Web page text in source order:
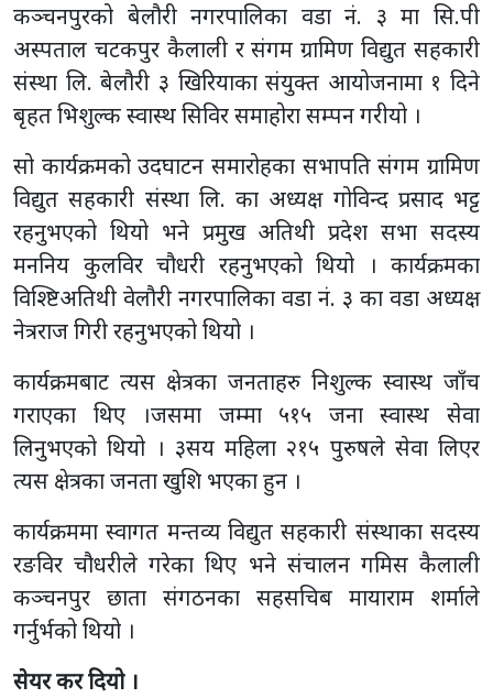
कञ्चनपुरको बेलौरी नगरपालिका वडा नं. ३ मा सि.पी
अस्पताल चटकपुर कैलाली र संगम ग्रामिण विद्युत सहकारी
संस्था लि. बेलौरी ३ खिरियाका संयुक्त आयोजनामा १ दिने
बृहत भिशुल्क स्वास्थ सिविर समाहोरा सम्पन गरीयो ।
सो कार्यक्रमको उदघाटन समारोहका सभापति संगम ग्रामिण
विद्युत सहकारी संस्था लि. का अध्यक्ष गोविन्द प्रसाद भट्ट
रहनुभएको थियो भने प्रमुख अतिथी प्रदेश सभा सदस्य
मननिय कुलविर चौधरी रहनुभएको थियो । कार्यक्रमका
विश्ष्टिअतिथी वेलौरी नगरपालिका वडा नं. ३ का वडा अध्यक्ष
नेत्रराज गिरी रहनुभएको थियो ।
कार्यक्रमबाट त्यस क्षेत्रका जनताहरु निशुल्क स्वास्थ जाँच
गराएका थिए ।जसमा जम्मा ५१५ जना स्वास्थ सेवा
लिनुभएको थियो । ३सय महिला २१५ पुरुषले सेवा लिएर
त्यस क्षेत्रका जनता खुशि भएका हुन ।
कार्यक्रममा स्वागत मन्तव्य विद्युत सहकारी संस्थाका सदस्य
रङविर चौधरीले गरेका थिए भने संचालन गमिस कैलाली
कञ्चनपुर छाता संगठनका सहसचिब मायाराम शर्माले
गर्नुर्भको थियो ।
सेयर कर दियो ।